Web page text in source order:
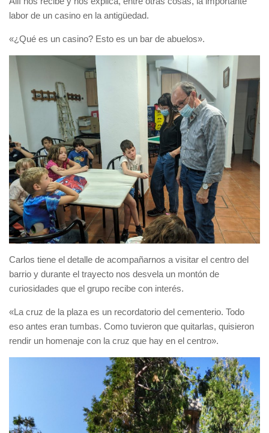
labor de un casino en la antigüedad.
«¿Qué es un casino? Esto es un bar de abuelos».
Carlos tiene el detalle de acompañarnos a visitar el centro del
barrio y durante el trayecto nos desvela un montón de
curiosidades que el grupo recibe con interés.
«La cruz de la plaza es un recordatorio del cementerio. Todo
eso antes eran tumbas. Como tuvieron que quitarlas, quisieron
rendir un homenaje con la cruz que hay en el centro».